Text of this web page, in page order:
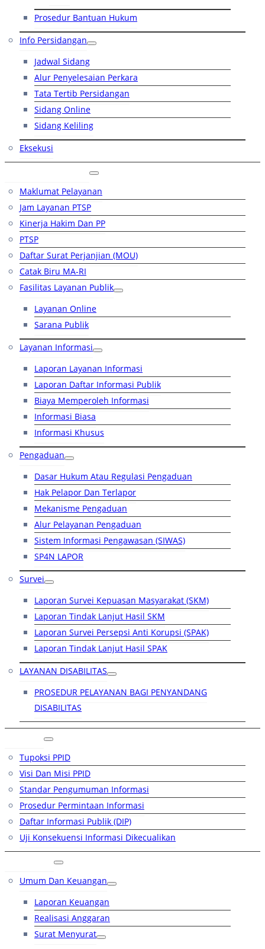
Prosedur Bantuan Hukum
Info Persidangan
Jadwal Sidang
Alur Penyelesaian Perkara
Tata Tertib Persidangan
Sidang Online
Sidang Keliling
Eksekusi
Maklumat Pelayanan
Jam Layanan PTSP
Kinerja Hakim Dan PP
PTSP
Daftar Surat Perjanjian (MOU)
Catak Biru MA-RI
Fasilitas Layanan Publik
Layanan Online
Sarana Publik
Layanan Informasi
Laporan Layanan Informasi
Laporan Daftar Informasi Publik
Biaya Memperoleh Informasi
Informasi Biasa
Informasi Khusus
Pengaduan
Dasar Hukum Atau Regulasi Pengaduan
Hak Pelapor Dan Terlapor
Mekanisme Pengaduan
Alur Pelayanan Pengaduan
Sistem Informasi Pengawasan (SIWAS)
SP4N LAPOR
Survei
Laporan Survei Kepuasan Masyarakat (SKM)
Laporan Tindak Lanjut Hasil SKM
Laporan Survei Persepsi Anti Korupsi (SPAK)
Laporan Tindak Lanjut Hasil SPAK
LAYANAN DISABILITAS
PROSEDUR PELAYANAN BAGI PENYANDANG
DISABILITAS
Tupoksi PPID
Visi Dan Misi PPID
Standar Pengumuman Informasi
Prosedur Permintaan Informasi
Daftar Informasi Publik (DIP)
Uji Konsekuensi Informasi Dikecualikan
Umum Dan Keuangan
Laporan Keuangan
Realisasi Anggaran
Surat Menyurat